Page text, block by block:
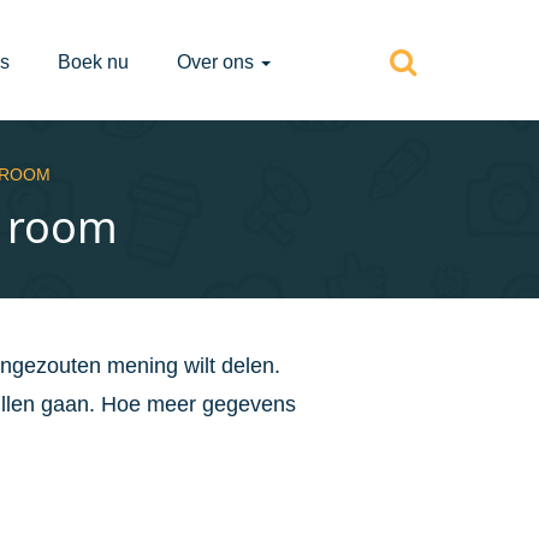
Boek nu Over ons
mening wilt delen.
gaan. Hoe meer gegevens